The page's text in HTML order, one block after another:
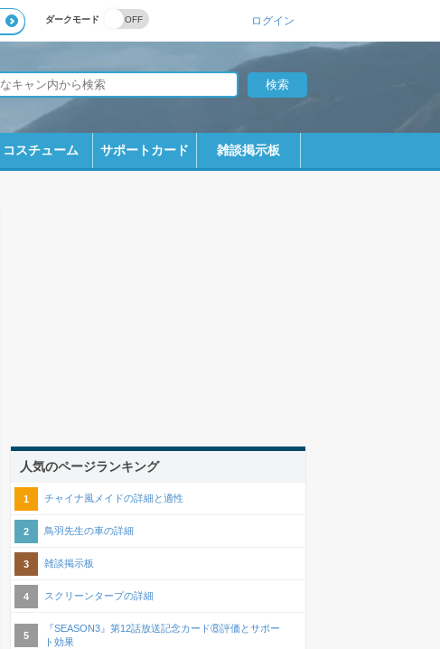
ダークモード ログイン
コスチューム サポートカード 雑談掲示板
人気のページランキング
チャイナ風メイドの詳細と適性
鳥羽先生の車の詳細
雑談掲示板
スクリーンタープの詳細
『SEASON3』第12話放送記念カード⑧評価とサポー
ト効果